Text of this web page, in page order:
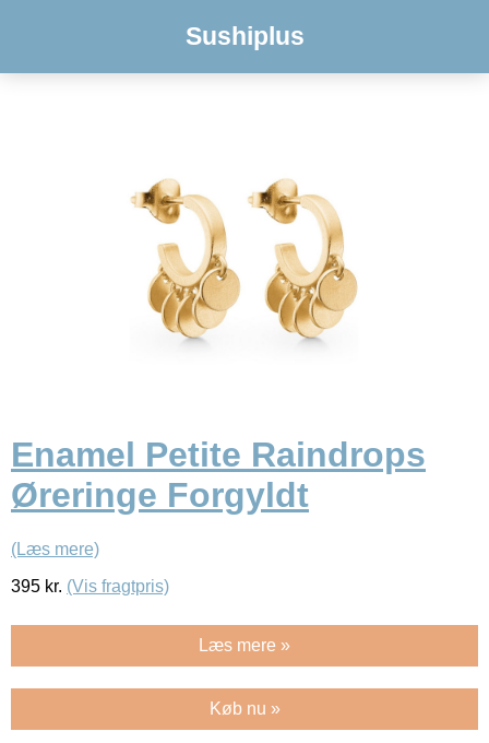
Sushiplus
Enamel Petite Raindrops
Øreringe Forgyldt
(Læs mere)
395 kr. (Vis fragtpris)
Læs mere »
Køb nu »